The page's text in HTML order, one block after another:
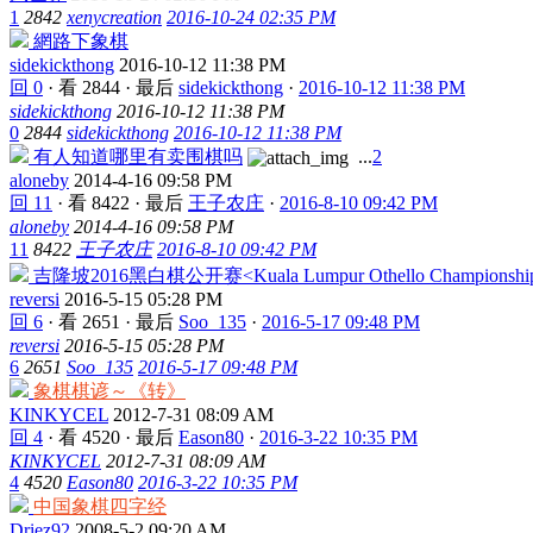
1 2842 xenycreation 2016-10-24 02:35 PM
網路下象棋
sidekickthong 2016-10-12 11:38 PM
回 0 · 看 2844 · 最后 sidekickthong · 2016-10-12 11:38 PM
sidekickthong 2016-10-12 11:38 PM
0 2844 sidekickthong 2016-10-12 11:38 PM
有人知道哪里有卖围棋吗
...2
aloneby 2014-4-16 09:58 PM
回 11 · 看 8422 · 最后 王子农庄 · 2016-8-10 09:42 PM
aloneby 2014-4-16 09:58 PM
11 8422 王子农庄 2016-8-10 09:42 PM
吉隆坡2016黑白棋公开赛<Kuala Lumpur Othello
reversi 2016-5-15 05:28 PM
回 6 · 看 2651 · 最后 Soo_135 · 2016-5-17 09:48 PM
reversi 2016-5-15 05:28 PM
6 2651 Soo_135 2016-5-17 09:48 PM
象棋棋谚～《转》
KINKYCEL 2012-7-31 08:09 AM
回 4 · 看 4520 · 最后 Eason80 · 2016-3-22 10:35 PM
KINKYCEL 2012-7-31 08:09 AM
4 4520 Eason80 2016-3-22 10:35 PM
中国象棋四字经